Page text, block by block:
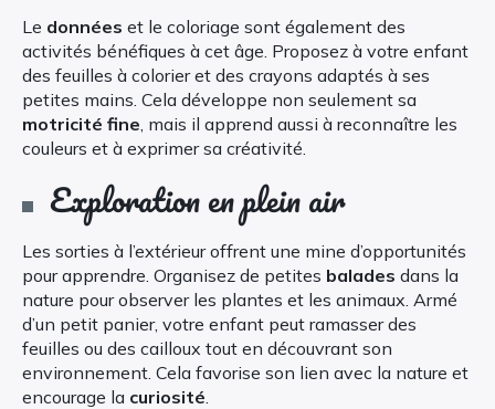
Le données et le coloriage sont également des
activités bénéfiques à cet âge. Proposez à votre enfant
des feuilles à colorier et des crayons adaptés à ses
petites mains. Cela développe non seulement sa
motricité fine , mais il apprend aussi à reconnaître les
couleurs et à exprimer sa créativité.
Exploration en plein air
Les sorties à l’extérieur offrent une mine d’opportunités
pour apprendre. Organisez de petites balades dans la
nature pour observer les plantes et les animaux. Armé
d’un petit panier, votre enfant peut ramasser des
feuilles ou des cailloux tout en découvrant son
environnement. Cela favorise son lien avec la nature et
encourage la curiosité